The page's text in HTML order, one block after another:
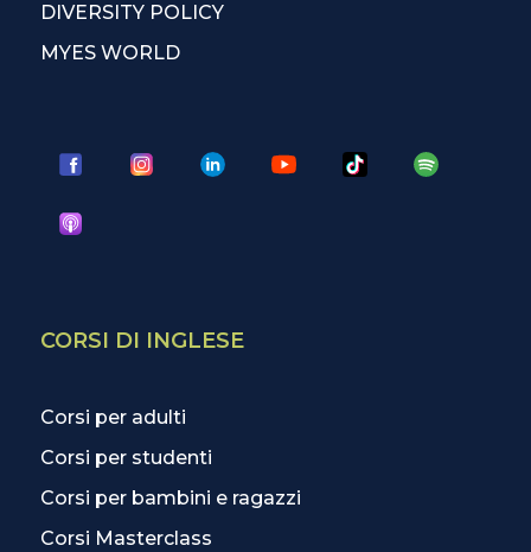
DIVERSITY POLICY
MYES WORLD
CORSI DI INGLESE
Corsi per adulti
Corsi per studenti
Corsi per bambini e ragazzi
Corsi Masterclass